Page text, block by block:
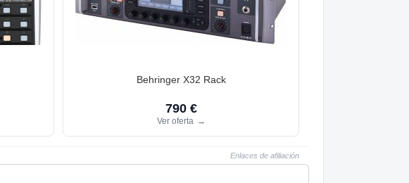
Behringer X32 Rack
790 €
Ver oferta →
Enlaces de afiliación